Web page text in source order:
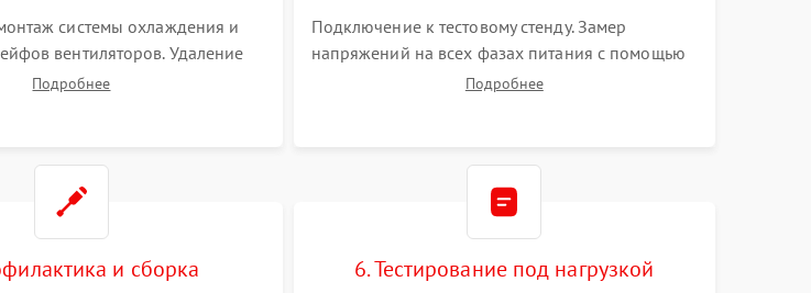
системы охлаждения и
вентиляторов. Удаление
с кристалла графического
Подробнее
Подключение к тестовому стенду. Замер
напряжений на всех фазах питания с помощью
осциллографа. Проверка инициализации.
Подробнее
и сборка 6. Тестирование под нагрузкой